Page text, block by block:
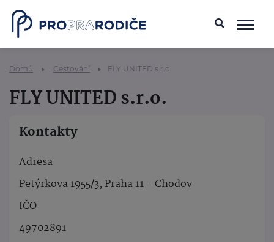
Domů Cestování FLY UNITED s.r.o.
FLY UNITED s.r.o.
Kontakty
Adresa
Petýrkova 1955/3, Praha 11 - Chodov
IČO
49702891